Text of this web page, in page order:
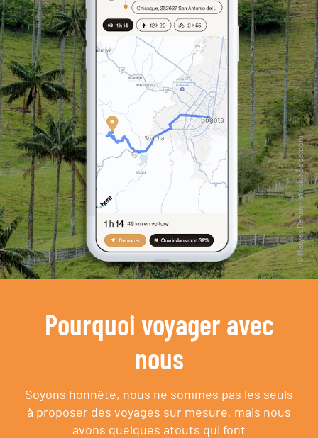
Pourquoi voyager avec
nous
Soyons honnête, nous ne sommes pas les seuls
à proposer des voyages sur mesure, mais nous
avons quelques atouts qui font